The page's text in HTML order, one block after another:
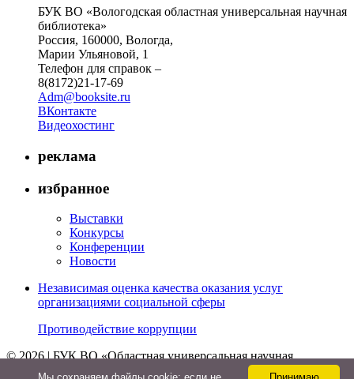
БУК ВО «Вологодская областная универсальная научная
библиотека»
Россия, 160000, Вологда,
Марии Ульяновой, 1
Телефон для справок –
8(8172)21-17-69
Adm@booksite.ru
ВКонтакте
Видеохостинг
реклама
избранное
Выставки
Конкурсы
Конференции
Новости
Независимая оценка качества оказания услуг
организациями социальной сферы
Противодействие коррупции
© 2026 | БУК ВО «Областная универсальная научная
библиотека»